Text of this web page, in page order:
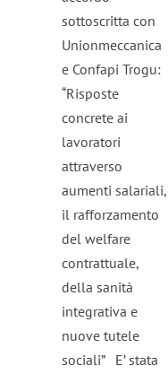
sottoscritta con
Unionmeccanica
e Confapi Trogu:
“Risposte
concrete ai
lavoratori
attraverso
aumenti salariali,
il rafforzamento
del welfare
contrattuale,
della sanità
integrativa e
nuove tutele
sociali” E’ stata